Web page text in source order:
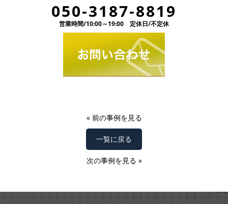
050-3187-8819
営業時間/10:00～19:00 定休日/不定休
« 前の事例を見る
一覧に戻る
次の事例を見る »